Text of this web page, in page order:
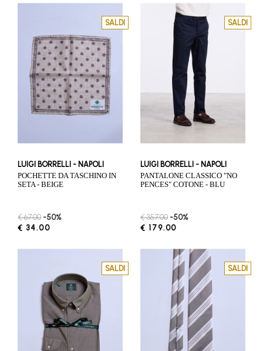
SALDI
LUIGI BORRELLI - NAPOLI
POCHETTE DA TASCHINO IN
SETA - BEIGE
€ 67.00 -50%
€ 34.00
SALDI
LUIGI BORRELLI - NAPOLI
PANTALONE CLASSICO "NO
PENCES" COTONE - BLU
€ 357.00 -50%
€ 179.00
SALDI SALDI